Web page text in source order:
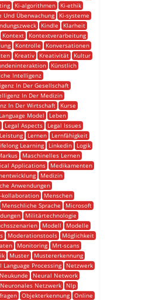
Ki-algorithmen
Ki-ethik
Und Überwachung
Ki-systeme
Kindle
Klarheit
Kontext
Kontextverarbeitung
Kontrolle
Konversationen
Kreativ Kreativität
Kultur
Künstlich
Intelligenz
In Der Gesellschaft
In Der Medizin
In Der Wirtschaft
Kurse
Language Model
Leben
Legal Aspects
Legal Issues
Leistung Lernen
Lernfähigkeit
Learning Linkedin
Logik
Maschinelles Lernen
Applications
Medikamenten
Medizin
Anwendungen
kollaboration
Menschen
Menschliche Sprache
Microsoft
Militärtechnologie
Modell
Modelle
Moderationstools
Möglichkeit
Monitoring
Mrt-scans
Muster
Mustererkennung
Language Processing
Netzwerk
Neukunde
Neural Network
Neuronales Netzwerk
Nlp
Objekterkennung
Online